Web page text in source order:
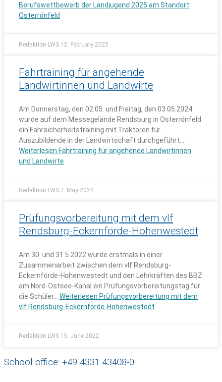
Berufswettbewerb der Landjugend 2025 am Standort
Osterrönfeld
Redaktion LWS 12. February 2025
Fahrtraining für angehende
Landwirtinnen und Landwirte
Am Donnerstag, den 02.05. und Freitag, den 03.05.2024
wurde auf dem Messegelände Rendsburg in Osterrönfeld
ein Fahrsicherheitstraining mit Traktoren für
Auszubildende in der Landwirtschaft durchgeführt.…
Weiterlesen Fahrtraining für angehende Landwirtinnen
und Landwirte
Redaktion LWS 7. May 2024
Prüfungsvorbereitung mit dem vlf
Rendsburg-Eckernförde-Hohenwestedt
Am 30. und 31.5.2022 wurde erstmals in einer
Zusammenarbeit zwischen dem vlf Rendsburg-
Eckernförde-Hohenwestedt und den Lehrkräften des BBZ
am Nord-Ostsee-Kanal ein Prüfungsvorbereitungstag für
die Schüler… Weiterlesen Prüfungsvorbereitung mit dem
vlf Rendsburg-Eckernförde-Hohenwestedt
Redaktion LWS 15. June 2022
School office: +49 4331 43408-0